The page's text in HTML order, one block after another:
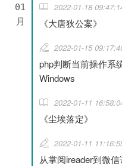
01
月
2022-01-18
《大唐狄公案》
2022-01-15
php判断当前操作系
Windows
2022-01-11
《尘埃落定》
2022-01-11
从掌阅ireader到微信